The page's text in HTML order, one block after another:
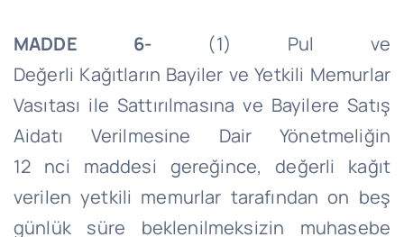
MADDE 6- (1) Pul ve
Değerli Kağıtların Bayiler ve Yetkili Memurlar
Vasıtası ile Sattırılmasına ve Bayilere Satış
Aidatı Verilmesine Dair Yönetmeliğin
12 nci maddesi gereğince, değerli kağıt
verilen yetkili memurlar tarafından on beş
günlük süre beklenilmeksizin muhasebe